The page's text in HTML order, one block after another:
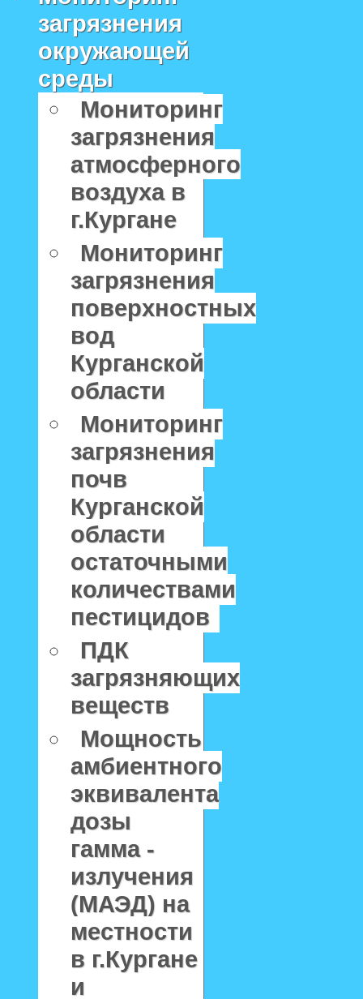
загрязнения
окружающей
среды
Мониторинг
загрязнения
атмосферного
воздуха в
г.Кургане
Мониторинг
загрязнения
поверхностных
вод
Курганской
области
Мониторинг
загрязнения
почв
Курганской
области
остаточными
количествами
пестицидов
ПДК
загрязняющих
веществ
Мощность
амбиентного
эквивалента
дозы
гамма -
излучения
(МАЭД) на
местности
в г.Кургане
и